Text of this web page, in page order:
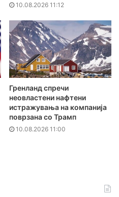
10.08.2026 11:12
Гренланд спречи
неовластени нафтени
истражувања на компанија
поврзана со Трамп
10.08.2026 11:00